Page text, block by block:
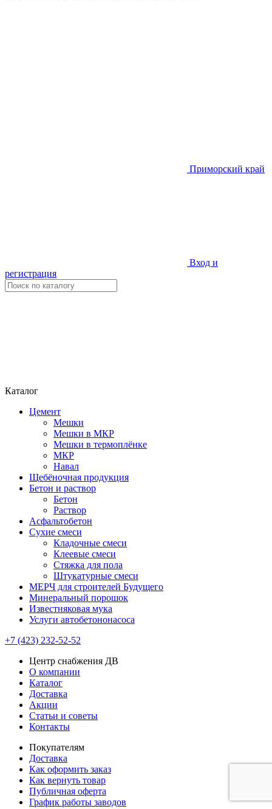
Приморский край
Вход и
регистрация
Каталог
Цемент
Мешки
Мешки в МКР
Мешки в термоплёнке
МКР
Навал
Щебёночная продукция
Бетон и раствор
Бетон
Раствор
Асфальтобетон
Сухие смеси
Кладочные смеси
Клеевые смеси
Стяжка для пола
Штукатурные смеси
МЕРЧ для строителей Будущего
Минеральный порошок
Известняковая мука
Услуги автобетононасоса
+7 (423) 232-52-52
Центр снабжения ДВ
О компании
Каталог
Доставка
Акции
Статьи и советы
Контакты
Покупателям
Доставка
Как оформить заказ
Как вернуть товар
Публичная оферта
График работы заводов